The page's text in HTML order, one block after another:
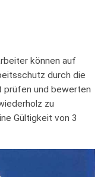
können auf
durch die
und bewerten
zu
Gültigkeit von 3